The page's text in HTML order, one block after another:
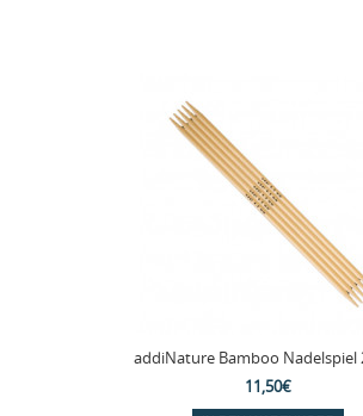
addiNature Bamboo Nadelspiel
11,50€